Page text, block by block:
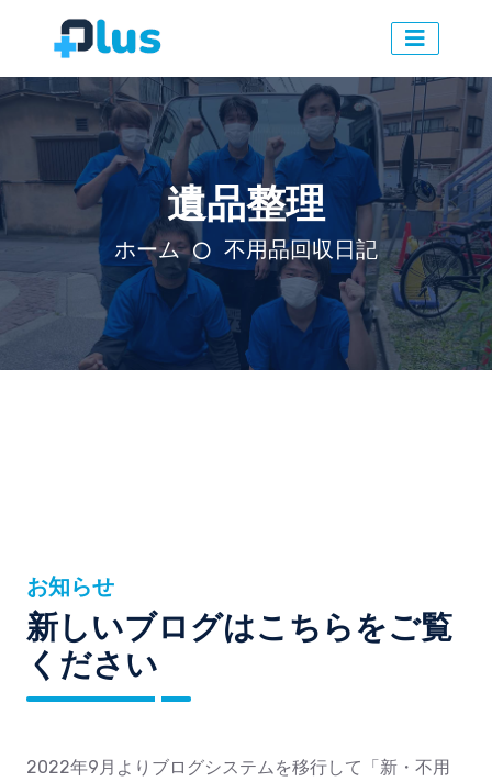
遺品整理
ホーム 不用品回収日記
お知らせ
新しいブログはこちらをご覧
ください
2022年9月よりブログシステムを移行して「新・不用